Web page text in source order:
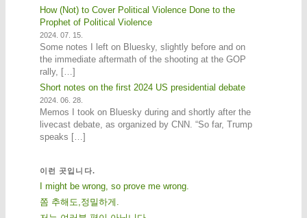
How (Not) to Cover Political Violence Done to the
Prophet of Political Violence
2024. 07. 15.
Some notes I left on Bluesky, slightly before and on
the immediate aftermath of the shooting at the GOP
rally, […]
Short notes on the first 2024 US presidential debate
2024. 06. 28.
Memos I took on Bluesky during and shortly after the
livecast debate, as organized by CNN. “So far, Trump
speaks […]
이런 곳입니다.
I might be wrong, so prove me wrong.
쫌 추해도,정밀하게.